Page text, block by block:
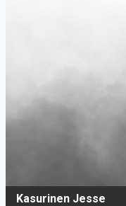
Kasurinen Jesse